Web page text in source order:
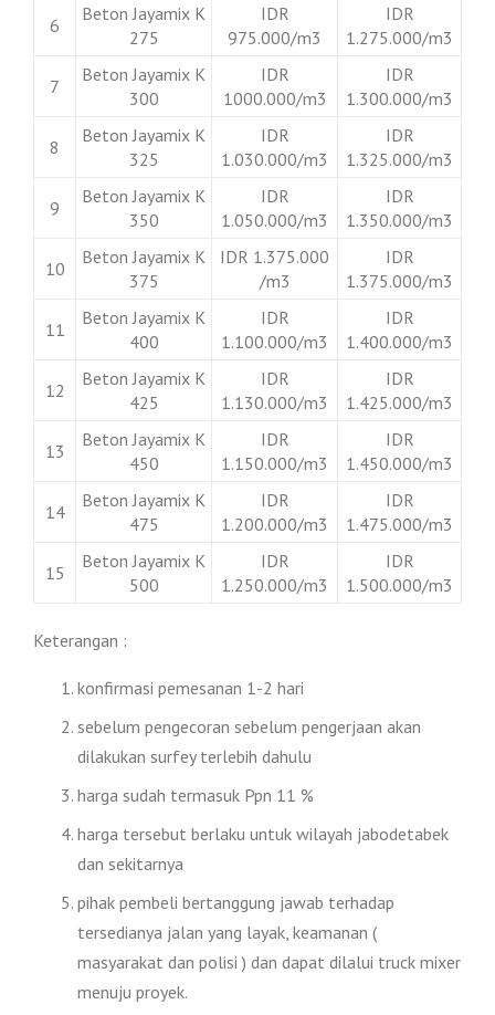
6
Beton Jayamix K
275
IDR
975.000/m3
IDR
1.275.000/m3
7
Beton Jayamix K
300
IDR
1000.000/m3
IDR
1.300.000/m3
8
Beton Jayamix K
325
IDR
1.030.000/m3
IDR
1.325.000/m3
9
Beton Jayamix K
350
IDR
1.050.000/m3
IDR
1.350.000/m3
10
Beton Jayamix K
375
IDR 1.375.000
/m3
IDR
1.375.000/m3
11
Beton Jayamix K
400
IDR
1.100.000/m3
IDR
1.400.000/m3
12
Beton Jayamix K
425
IDR
1.130.000/m3
IDR
1.425.000/m3
13
Beton Jayamix K
450
IDR
1.150.000/m3
IDR
1.450.000/m3
14
Beton Jayamix K
475
IDR
1.200.000/m3
IDR
1.475.000/m3
15
Beton Jayamix K
500
IDR
1.250.000/m3
IDR
1.500.000/m3
Keterangan :
konfirmasi pemesanan 1-2 hari
sebelum pengecoran sebelum pengerjaan akan
dilakukan surfey terlebih dahulu
harga sudah termasuk Ppn 11 %
harga tersebut berlaku untuk wilayah jabodetabek
dan sekitarnya
pihak pembeli bertanggung jawab terhadap
tersedianya jalan yang layak, keamanan (
masyarakat dan polisi ) dan dapat dilalui truck mixer
menuju proyek.